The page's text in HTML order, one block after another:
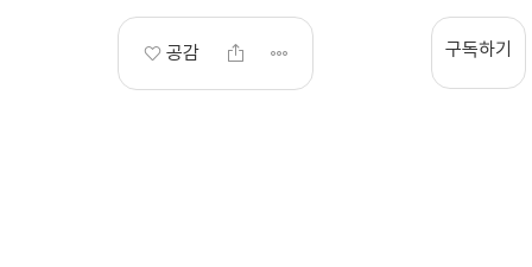
공감 구독하기